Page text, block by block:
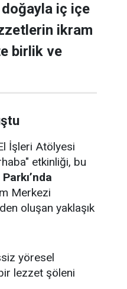
iç içe
ikram
birlik ve
İşleri Atölyesi
etkinliği, bu
Merkezi
oluşan yaklaşık
yöresel
lezzet şöleni